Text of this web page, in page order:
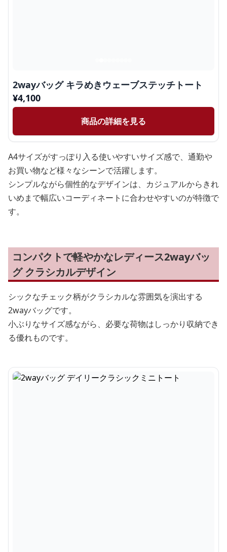
2wayバッグ キラめきウェーブステッチトート
¥4,100
商品の詳細を見る
A4サイズがすっぽり入る使いやすいサイズ感で、通勤や
お買い物など様々なシーンで活躍します。
シンプルながら個性的なデザインは、カジュアルからきれ
いめまで幅広いコーディネートに合わせやすいのが特徴で
す。
コンパクトで軽やかなレディース2wayバッ
グ クラシカルデザイン
シックなチェック柄がクラシカルな雰囲気を演出する
2wayバッグです。
小ぶりなサイズ感ながら、必要な荷物はしっかり収納でき
る優れものです。